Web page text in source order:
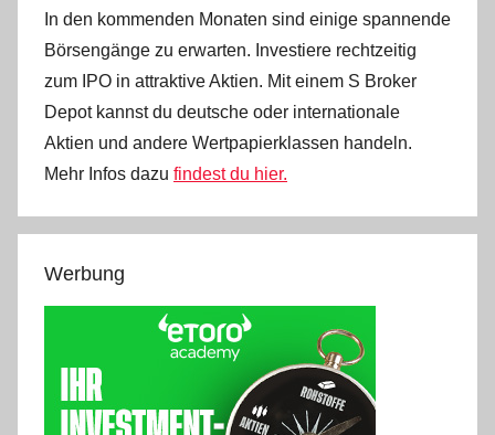
In den kommenden Monaten sind einige spannende
Börsengänge zu erwarten. Investiere rechtzeitig
zum IPO in attraktive Aktien. Mit einem S Broker
Depot kannst du deutsche oder internationale
Aktien und andere Wertpapierklassen handeln.
Mehr Infos dazu findest du hier.
Werbung